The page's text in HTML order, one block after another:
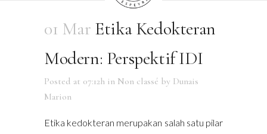
01 Mar Etika Kedokteran
Modern: Perspektif IDI
Posted at 07:12h in Non classé by Dunais
Marion
Etika kedokteran merupakan salah satu pilar